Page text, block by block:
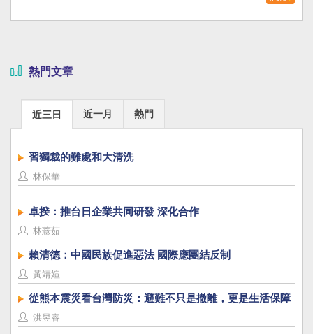
熱門文章
近三日 近一月 熱門
習獨裁的難處和大清洗
林保華
卓揆：推台日企業共同研發 深化合作
林薏茹
賴清德：中國民族促進惡法 國際應團結反制
黃靖媗
從熊本震災看台灣防災：避難不只是撤離，更是生活保障
洪昱睿